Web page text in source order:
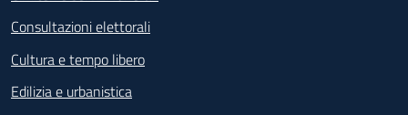
Consultazioni elettorali
Cultura e tempo libero
Edilizia e urbanistica